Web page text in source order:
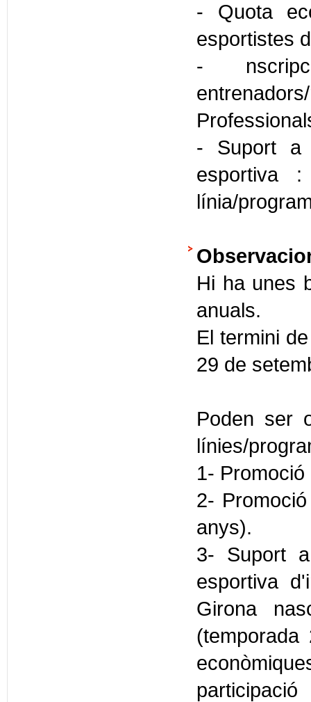
- Quota
esportistes
-
- Suport a
esportiva
línia/
Hi ha unes
anuals.
El termini
29 de
Poden ser
línies/
1-
2-
anys).
3- Suport
esportiva
Girona
(temporada